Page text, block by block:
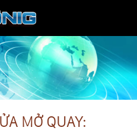
MỞ QUAY: